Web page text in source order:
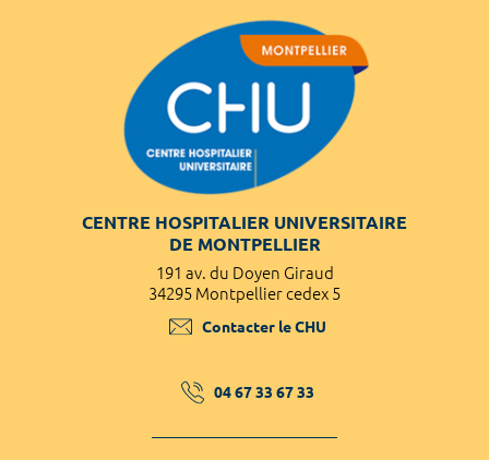
CENTRE HOSPITALIER UNIVERSITAIRE
DE MONTPELLIER
191 av. du Doyen Giraud
34295 Montpellier cedex 5
Contacter le CHU
04 67 33 67 33